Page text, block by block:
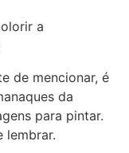
a
de mencionar, é
da
para pintar.
lembrar.